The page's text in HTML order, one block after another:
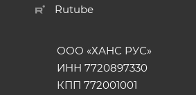
Rutube
ООО «ХАНС РУС»
ИНН 7720897330
КПП 772001001